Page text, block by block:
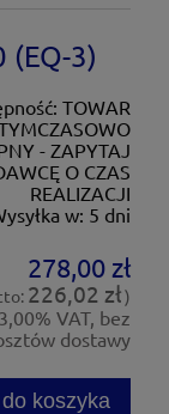
(EQ-3)
TOWAR
- ZAPYTAJ
O CZAS
REALIZACJI
w: 5 dni
278,00 zł
226,02 zł)
VAT, bez
dostawy
do koszyka